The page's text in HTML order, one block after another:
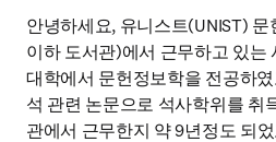
안녕하세요, 유니스트(UNIST)
이하 도서관)에서 근무하고 있는
대학에서 문헌정보학을 전공하
석 관련 논문으로 석사학위를 취
관에서 근무한지 약 9년정도 되